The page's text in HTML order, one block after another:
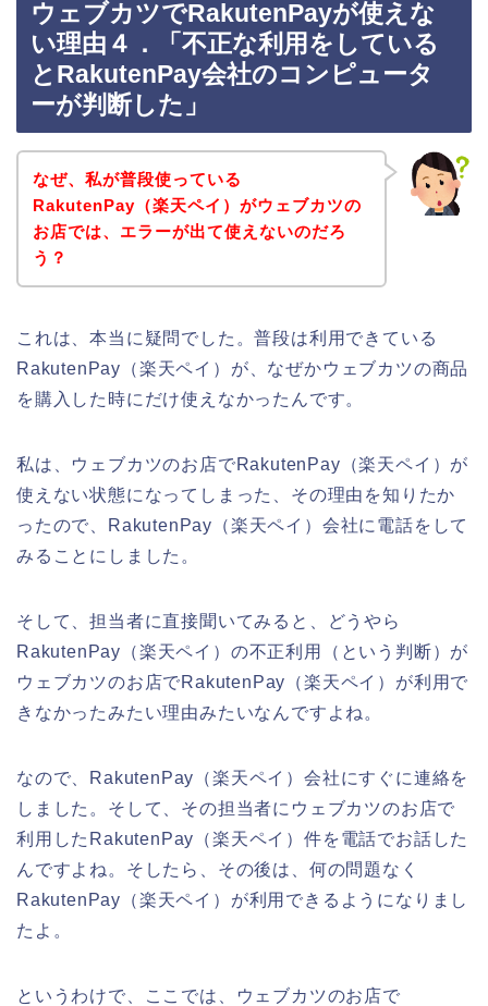
ウェブカツでRakutenPayが使えな
い理由４．「不正な利用をしている
とRakutenPay会社のコンピュータ
ーが判断した」
なぜ、私が普段使っている
RakutenPay（楽天ペイ）がウェブカツの
お店では、エラーが出て使えないのだろ
う？
これは、本当に疑問でした。普段は利用できている
RakutenPay（楽天ペイ）が、なぜかウェブカツの商品
を購入した時にだけ使えなかったんです。
私は、ウェブカツのお店でRakutenPay（楽天ペイ）が
使えない状態になってしまった、その理由を知りたか
ったので、RakutenPay（楽天ペイ）会社に電話をして
みることにしました。
そして、担当者に直接聞いてみると、どうやら
RakutenPay（楽天ペイ）の不正利用（という判断）が
ウェブカツのお店でRakutenPay（楽天ペイ）が利用で
きなかったみたい理由みたいなんですよね。
なので、RakutenPay（楽天ペイ）会社にすぐに連絡を
しました。そして、その担当者にウェブカツのお店で
利用したRakutenPay（楽天ペイ）件を電話でお話した
んですよね。そしたら、その後は、何の問題なく
RakutenPay（楽天ペイ）が利用できるようになりまし
たよ。
というわけで、ここでは、ウェブカツのお店で